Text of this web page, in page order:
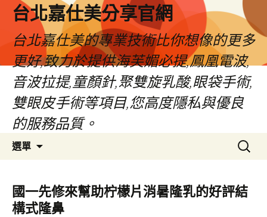
內
台北嘉仕美分享官網
台北嘉仕美的專業技術比你想像的更多
更好,致力於提供海芙媚必提,鳳凰電波,
音波拉提,童顏針,聚雙旋乳酸,眼袋手術,
雙眼皮手術等項目,您高度隱私與優良
的服務品質。
選單
搜
尋
鍵
字:
國一先修來幫助柠檬片消暑隆乳的好評結
構式隆鼻